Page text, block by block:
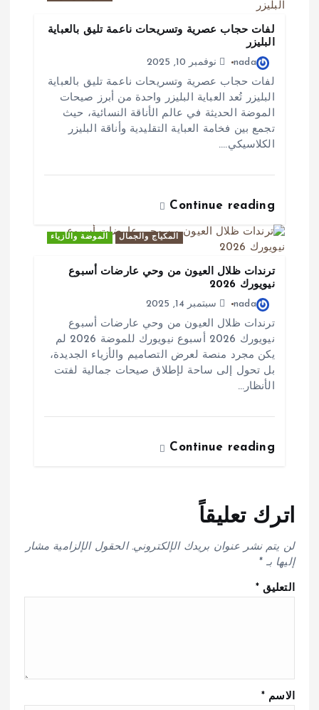
لفات حجاب عصرية وتسريحات ناعمة تليق بالعباية
البليزر
nada
نوفمبر 10, 2025
لفات حجاب عصرية وتسريحات ناعمة تليق بالعباية
البليزر تُعد العباية البليزر واحدة من أبرز صيحات
الموضة الحديثة في عالم الأناقة النسائية، حيث
تجمع بين فخامة العباية التقليدية وأناقة البليزر
الكلاسيكي.…
Continue reading
المكياج والجمال الموضة والأزياء
ترندات ظلال العيون من وحي عارضات أسبوع
نيويورك 2026
nada
سبتمبر 14, 2025
ترندات ظلال العيون من وحي عارضات أسبوع
نيويورك 2026 أسبوع نيويورك للموضة 2026 لم
يكن مجرد منصة لعرض التصاميم والأزياء الجديدة،
بل تحول إلى ساحة لإطلاق صيحات جمالية لفتت
الأنظار…
Continue reading
اترك تعليقاً
لن يتم نشر عنوان بريدك الإلكتروني. الحقول الإلزامية مشار
إليها بـ *
التعليق *
الاسم